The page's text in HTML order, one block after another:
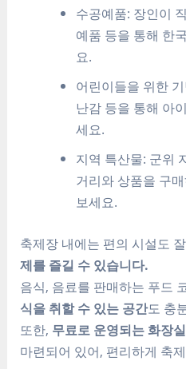
수공예품: 장인이
예품 등을 통해 한
요.
어린이들을 위한
난감 등을 통해 아
세요.
지역 특산물: 군위
거리와 상품을 구
보세요.
축제장 내에는 편의 시설도
제를 즐길 수 있습니다.
음식, 음료를 판매하는 푸드
식을 취할 수 있는 공간도 충
또한, 무료로 운영되는 화장실
마련되어 있어, 편리하게 축